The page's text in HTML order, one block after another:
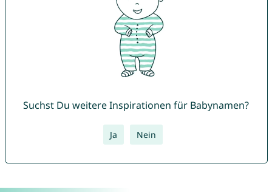
Suchst Du weitere Inspirationen für Babynamen?
Ja Nein